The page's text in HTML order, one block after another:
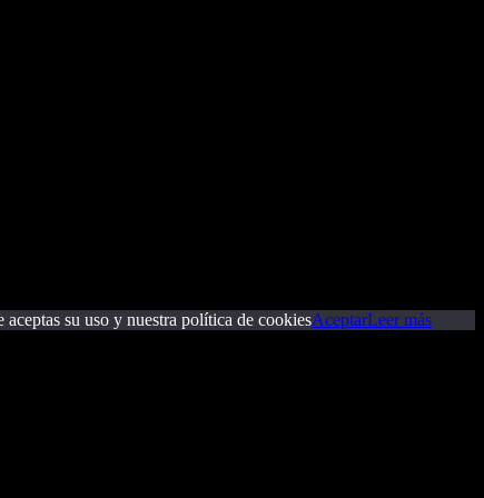
su uso y nuestra política de cookiesAceptarLeer más